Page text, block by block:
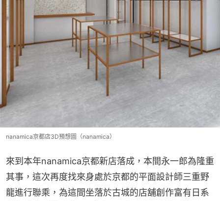
nanamica京都店3D預想圖（nanamica）
來到本年nanamica京都新店落成，本間永一郎為隆重
其事，這次再度找來身處於京都的平面設計師三重野
龍進行聯乘，為這間坐落於古城的店舖創作富有日系